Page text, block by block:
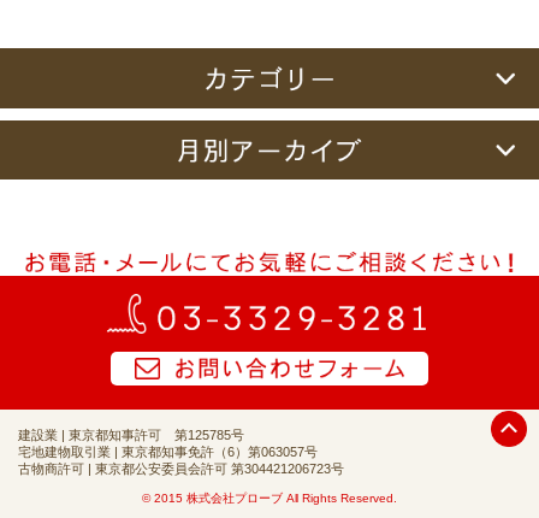
建設業 | 東京都知事許可 第125785号
宅地建物取引業 | 東京都知事免許（6）第063057号
古物商許可 | 東京都公安委員会許可 第304421206723号
© 2015 株式会社プローブ All Rights Reserved.